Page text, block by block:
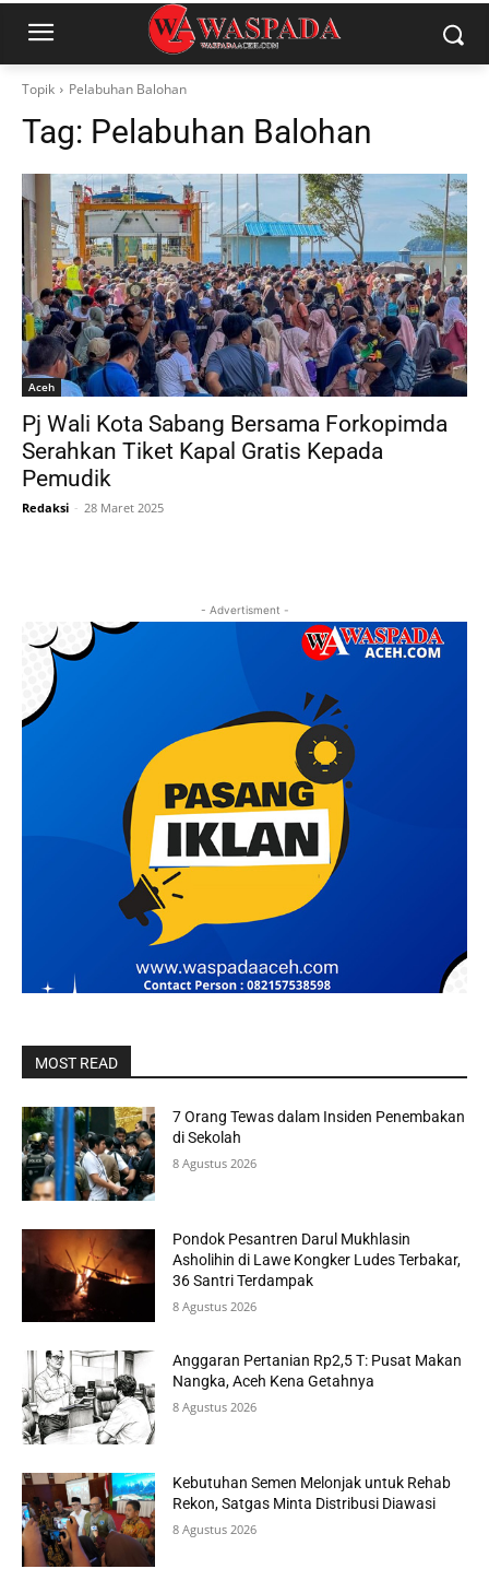
Topik Pelabuhan Balohan
Tag: Pelabuhan Balohan
Aceh
Pj Wali Kota Sabang Bersama Forkopimda
Serahkan Tiket Kapal Gratis Kepada
Pemudik
Redaksi - 28 Maret 2025
- Advertisment -
MOST READ
7 Orang Tewas dalam Insiden Penembakan
di Sekolah
8 Agustus 2026
Pondok Pesantren Darul Mukhlasin
Asholihin di Lawe Kongker Ludes Terbakar,
36 Santri Terdampak
8 Agustus 2026
Anggaran Pertanian Rp2,5 T: Pusat Makan
Nangka, Aceh Kena Getahnya
8 Agustus 2026
Kebutuhan Semen Melonjak untuk Rehab
Rekon, Satgas Minta Distribusi Diawasi
8 Agustus 2026